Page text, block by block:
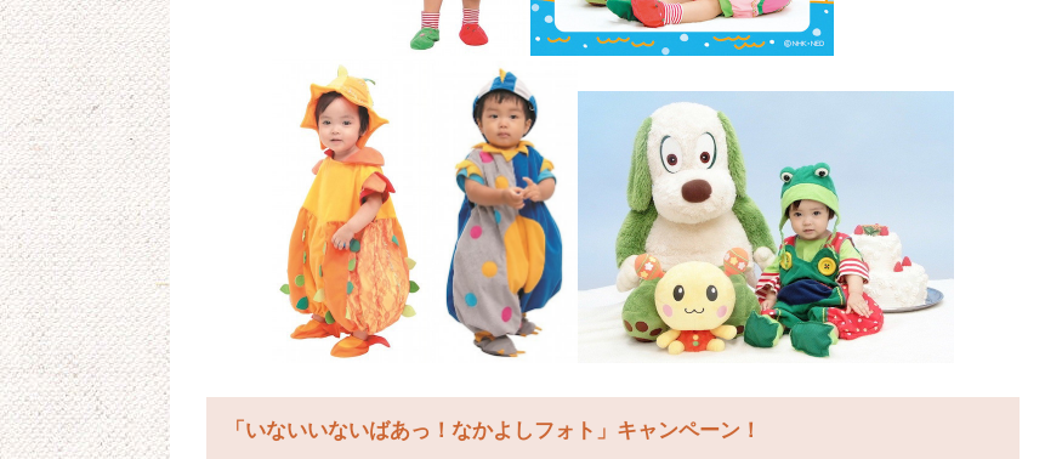
「いないいないばあっ！なかよしフォト」キャンペーン！